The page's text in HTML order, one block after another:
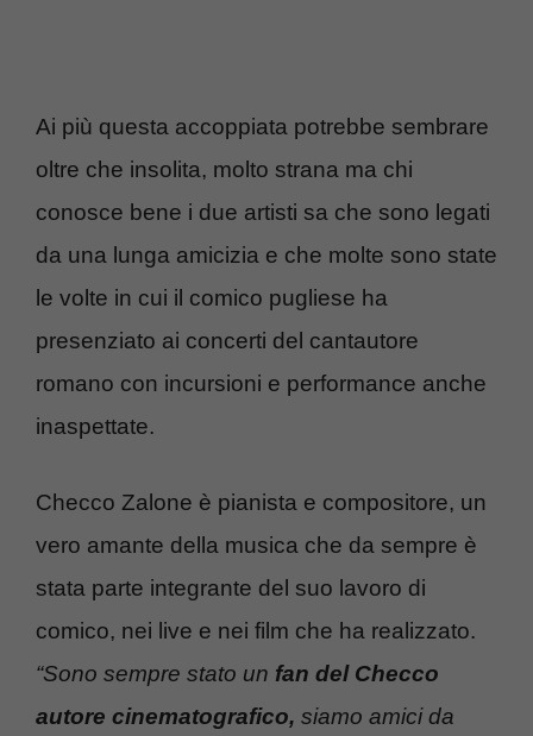
Ai più questa accoppiata potrebbe sembrare
oltre che insolita, molto strana ma chi
conosce bene i due artisti sa che sono legati
da una lunga amicizia e che molte sono state
le volte in cui il comico pugliese ha
presenziato ai concerti del cantautore
romano con incursioni e performance anche
inaspettate.
Checco Zalone è pianista e compositore, un
vero amante della musica che da sempre è
stata parte integrante del suo lavoro di
comico, nei live e nei film che ha realizzato.
“Sono sempre stato un fan del Checco
autore cinematografico, siamo amici da